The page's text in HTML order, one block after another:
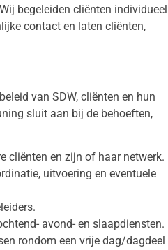
begeleiden cliënten individueel
contact en laten cliënten,
van SDW, cliënten en hun
sluit aan bij de behoeften,
cliënten en zijn of haar netwerk.
uitvoering en eventuele
avond- en slaapdiensten.
rondom een vrije dag/dagdeel